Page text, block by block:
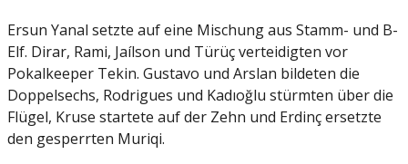
Ersun Yanal setzte auf eine Mischung aus Stamm- und B-
Elf. Dirar, Rami, Jaílson und Türüç verteidigten vor
Pokalkeeper Tekin. Gustavo und Arslan bildeten die
Doppelsechs, Rodrigues und Kadıoğlu stürmten über die
Flügel, Kruse startete auf der Zehn und Erdinç ersetzte
den gesperrten Muriqi.